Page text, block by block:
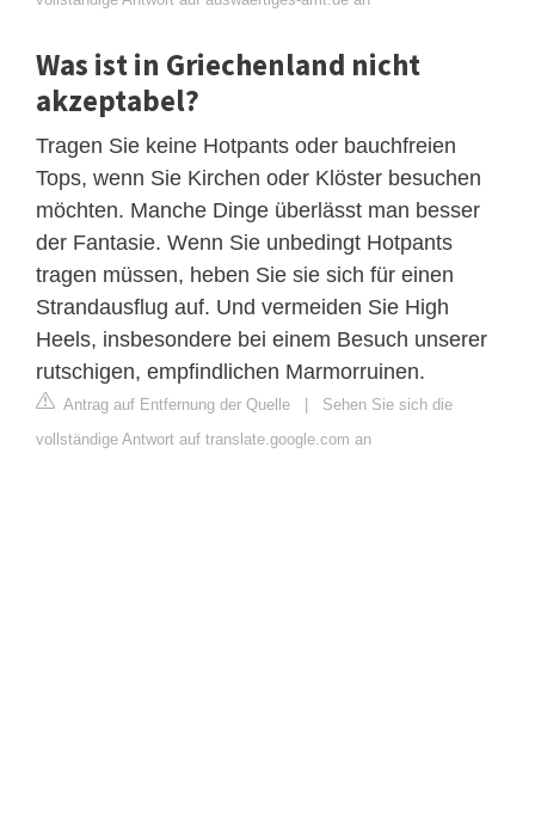
Was ist in Griechenland nicht
akzeptabel?
Tragen Sie keine Hotpants oder bauchfreien
Tops, wenn Sie Kirchen oder Klöster besuchen
möchten. Manche Dinge überlässt man besser
der Fantasie. Wenn Sie unbedingt Hotpants
tragen müssen, heben Sie sie sich für einen
Strandausflug auf. Und vermeiden Sie High
Heels, insbesondere bei einem Besuch unserer
rutschigen, empfindlichen Marmorruinen.
Antrag auf Entfernung der Quelle
Sehen Sie sich die
vollständige Antwort auf translate.google.com an